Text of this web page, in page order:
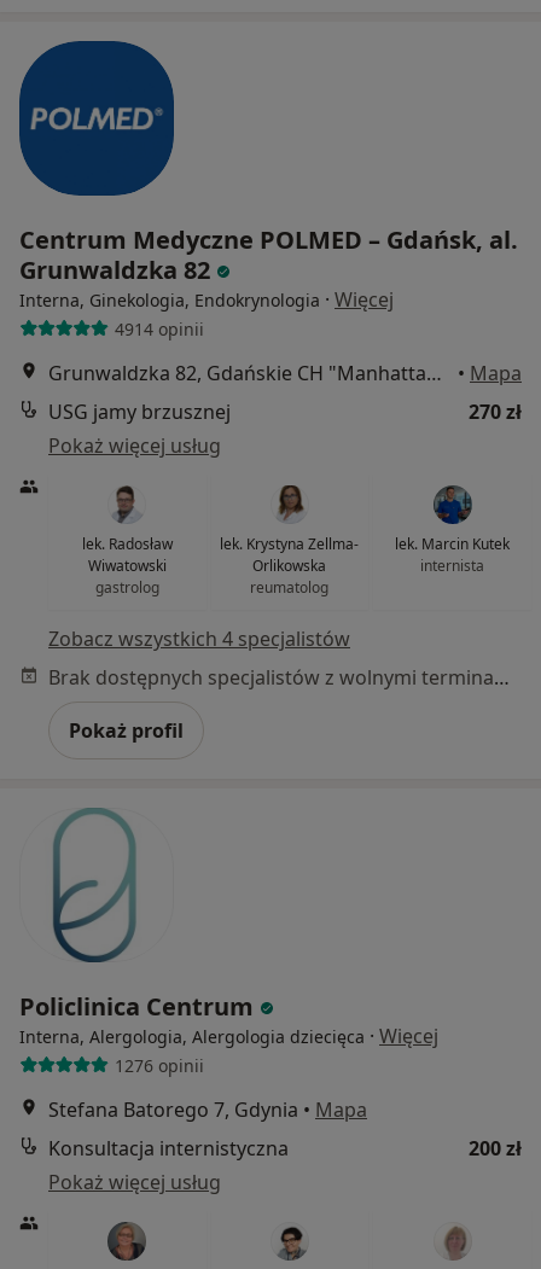
Centrum Medyczne POLMED – Gdańsk, al.
Grunwaldzka 82
Interna, Ginekologia, Endokrynologia · Więcej
4914 opinii
Grunwaldzka 82, Gdańskie CH "Manhattan", Gdańsk • Mapa
USG jamy brzusznej
270 zł
Pokaż więcej usług
lek. Radosław
Wiwatowski
gastrolog
lek. Krystyna Zellma-
Orlikowska
reumatolog
lek. Marcin Kutek
internista
Zobacz wszystkich 4 specjalistów
Brak dostępnych specjalistów z wolnymi terminami w tym centrum medycznym.
Pokaż profil
Policlinica Centrum
Interna, Alergologia, Alergologia dziecięca · Więcej
1276 opinii
Stefana Batorego 7, Gdynia • Mapa
Konsultacja internistyczna
200 zł
Pokaż więcej usług